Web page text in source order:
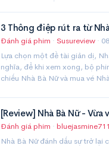
3 Thông điệp rút ra từ
Đánh giá phim · Susureview ·
Lựa chọn một đề tài giản dị,
nghĩa, để khi xem xong, bộ
chiếu Nhà Bà Nữ và mua vé
[Review] Nhà Bà Nữ -
Đánh giá phim · bluejasmine711
Nhà Bà Nữ đánh dấu sự trở lại